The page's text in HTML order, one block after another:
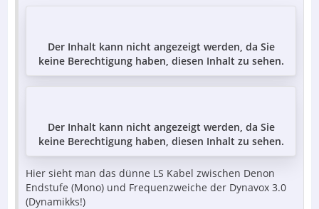
Der Inhalt kann nicht angezeigt werden, da Sie
keine Berechtigung haben, diesen Inhalt zu sehen.
Der Inhalt kann nicht angezeigt werden, da Sie
keine Berechtigung haben, diesen Inhalt zu sehen.
Hier sieht man das dünne LS Kabel zwischen Denon
Endstufe (Mono) und Frequenzweiche der Dynavox 3.0
(Dynamikks!)